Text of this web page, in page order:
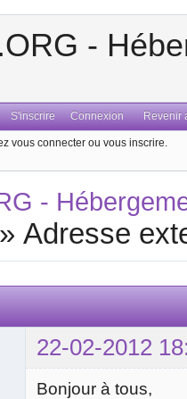
-
S'inscrire Connexion Revenir
vous connecter ou vous inscrire.
-
»Adresse
22-02-2012
Bonjour à tous,